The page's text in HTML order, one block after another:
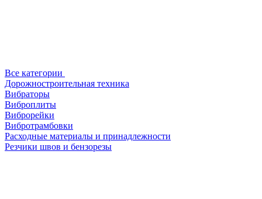
Все категории
Дорожностроительная техника
Вибраторы
Виброплиты
Виброрейки
Вибротрамбовки
Расходные материалы и принадлежности
Резчики швов и бензорезы